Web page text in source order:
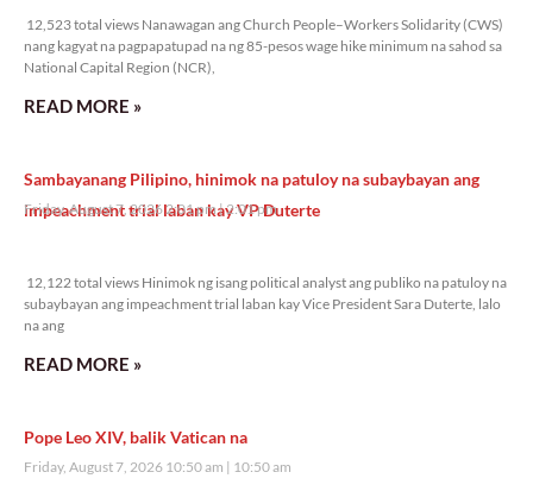
12,523 total views Nanawagan ang Church People–Workers Solidarity (CWS)
nang kagyat na pagpapatupad na ng 85-pesos wage hike minimum na sahod sa
National Capital Region (NCR),
READ MORE »
Sambayanang Pilipino, hinimok na patuloy na subaybayan ang
impeachment trial laban kay VP Duterte
Friday, August 7, 2026 2:01 pm 2:01 pm
12,122 total views Hinimok ng isang political analyst ang publiko na patuloy na
subaybayan ang impeachment trial laban kay Vice President Sara Duterte, lalo
na ang
READ MORE »
Pope Leo XIV, balik Vatican na
Friday, August 7, 2026 10:50 am 10:50 am